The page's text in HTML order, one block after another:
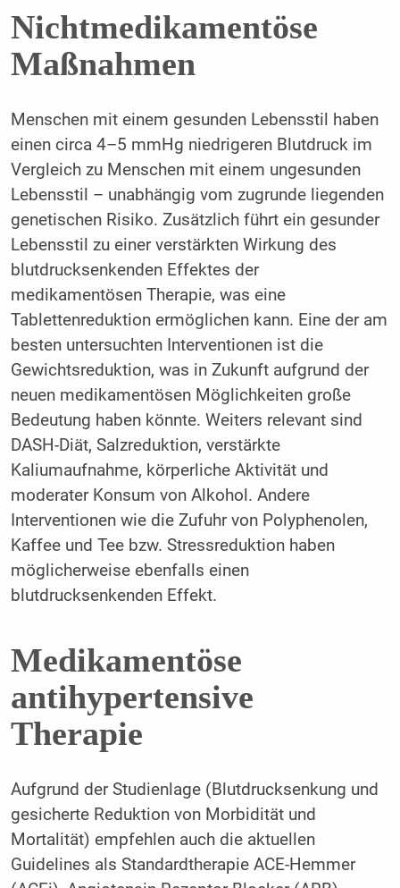
Nichtmedikamentöse
Maßnahmen
Menschen mit einem gesunden Lebensstil haben
einen circa 4–5 mmHg niedrigeren Blutdruck im
Vergleich zu Menschen mit einem ungesunden
Lebensstil – unabhängig vom zugrunde liegenden
genetischen Risiko. Zusätzlich führt ein gesunder
Lebensstil zu einer verstärkten Wirkung des
blutdrucksenkenden Effektes der
medikamentösen Therapie, was eine
Tablettenreduktion ermöglichen kann. Eine der am
besten untersuchten Interventionen ist die
Gewichtsreduktion, was in Zukunft aufgrund der
neuen medikamentösen Möglichkeiten große
Bedeutung haben könnte. Weiters relevant sind
DASH-Diät, Salzreduktion, verstärkte
Kaliumaufnahme, körperliche Aktivität und
moderater Konsum von Alkohol. Andere
Interventionen wie die Zufuhr von Polyphenolen,
Kaffee und Tee bzw. Stressreduktion haben
möglicherweise ebenfalls einen
blutdrucksenkenden Effekt.
Medikamentöse
antihypertensive
Therapie
Aufgrund der Studienlage (Blutdrucksenkung und
gesicherte Reduktion von Morbidität und
Mortalität) empfehlen auch die aktuellen
Guidelines als Standardtherapie ACE-Hemmer